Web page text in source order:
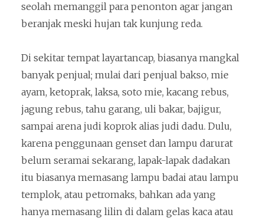
seolah memanggil para penonton agar jangan
beranjak meski hujan tak kunjung reda.
Di sekitar tempat layartancap, biasanya mangkal
banyak penjual; mulai dari penjual bakso, mie
ayam, ketoprak, laksa, soto mie, kacang rebus,
jagung rebus, tahu garang, uli bakar, bajigur,
sampai arena judi koprok alias judi dadu. Dulu,
karena penggunaan genset dan lampu darurat
belum seramai sekarang, lapak-lapak dadakan
itu biasanya memasang lampu badai atau lampu
templok, atau petromaks, bahkan ada yang
hanya memasang lilin di dalam gelas kaca atau